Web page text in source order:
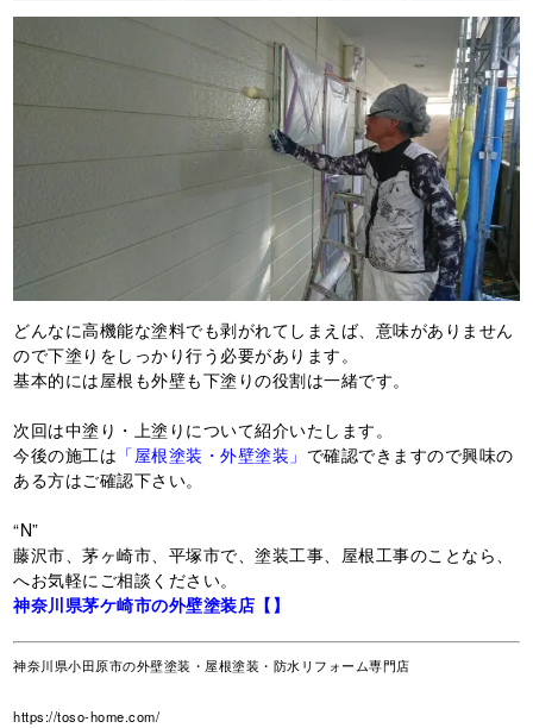
どんなに高機能な塗料でも剥がれてしまえば、意味がありません
ので下塗りをしっかり行う必要があります。
基本的には屋根も外壁も下塗りの役割は一緒です。
次回は中塗り・上塗りについて紹介いたします。
今後の施工は 「屋根塗装・外壁塗装」 で確認できますので興味の
ある方はご確認下さい。
“N”
藤沢市、茅ヶ崎市、平塚市で、塗装工事、屋根工事のことなら、
へお気軽にご相談ください。
神奈川県茅ケ崎市の外壁塗装店【】
神奈川県小田原市の外壁塗装・屋根塗装・防水リフォーム専門店
https://toso-home.com/